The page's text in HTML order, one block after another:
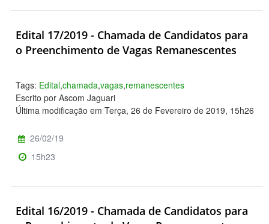
Edital 17/2019 - Chamada de Candidatos para
o Preenchimento de Vagas Remanescentes
Tags: Edital,chamada,vagas,remanescentes
Escrito por Ascom Jaguari
Última modificação em Terça, 26 de Fevereiro de 2019, 15h26
26/02/19
15h23
Edital 16/2019 - Chamada de Candidatos para